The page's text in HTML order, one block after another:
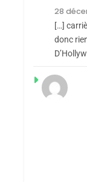
28
[…]
donc